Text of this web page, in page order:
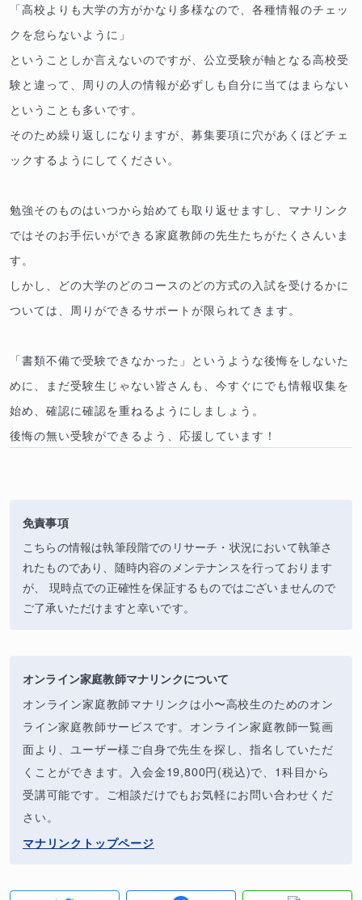
「高校よりも大学の方がかなり多様なので、各種情報のチェッ
クを怠らないように」
ということしか言えないのですが、公立受験が軸となる高校受
験と違って、周りの人の情報が必ずしも自分に当てはまらない
ということも多いです。
そのため繰り返しになりますが、募集要項に穴があくほどチェ
ックするようにしてください。
勉強そのものはいつから始めても取り返せますし、マナリンク
ではそのお手伝いができる家庭教師の先生たちがたくさんいま
す。
しかし、どの大学のどのコースのどの方式の入試を受けるかに
ついては、周りができるサポートが限られてきます。
「書類不備で受験できなかった」というような後悔をしないた
めに、まだ受験生じゃない皆さんも、今すぐにでも情報収集を
始め、確認に確認を重ねるようにしましょう。
後悔の無い受験ができるよう、応援しています！
免責事項
こちらの情報は執筆段階でのリサーチ・状況において執筆さ
れたものであり、随時内容のメンテナンスを行っております
が、 現時点での正確性を保証するものではございませんので
ご了承いただけますと幸いです。
オンライン家庭教師マナリンクについて
オンライン家庭教師マナリンクは小〜高校生のためのオン
ライン家庭教師サービスです。オンライン家庭教師一覧画
面より、ユーザー様ご自身で先生を探し、指名していただ
くことができます。入会金19,800円(税込)で、1科目から
受講可能です。ご相談だけでもお気軽にお問い合わせくだ
さい。
マナリンクトップページ